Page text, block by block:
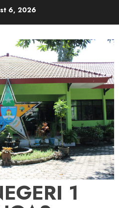
6, 2026
1